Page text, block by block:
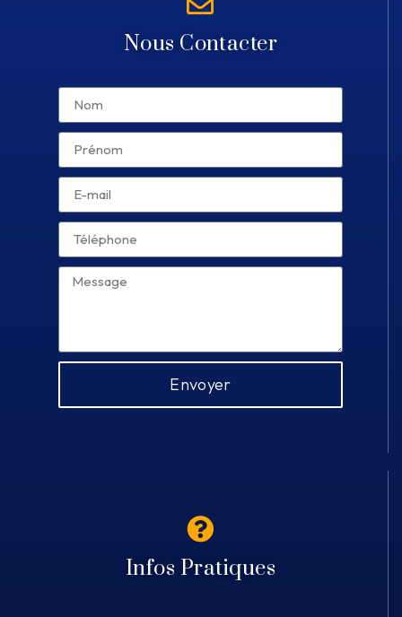
Nous Contacter
Envoyer
Infos Pratiques